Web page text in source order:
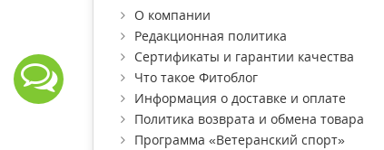
О компании
Редакционная политика
Сертификаты и гарантии качества
Что такое Фитоблог
Информация о доставке и оплате
Политика возврата и обмена товара
Программа «Ветеранский спорт»